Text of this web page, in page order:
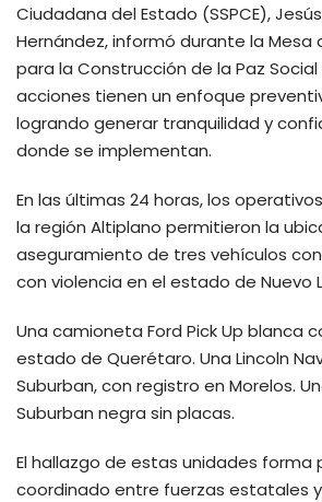
Ciudadana del Estado (SSPCE),
Hernández, informó durante la Mesa
para la Construcción de la Paz
acciones tienen un enfoque
logrando generar tranquilidad y
donde se implementan.
En las últimas 24 horas, los
la región Altiplano permitieron la
aseguramiento de tres vehículos
con violencia en el estado de Nuevo
Una camioneta Ford Pick Up blanca
estado de Querétaro. Una Lincoln
Suburban, con registro en Morelos.
Suburban negra sin placas.
El hallazgo de estas unidades
coordinado entre fuerzas estatales